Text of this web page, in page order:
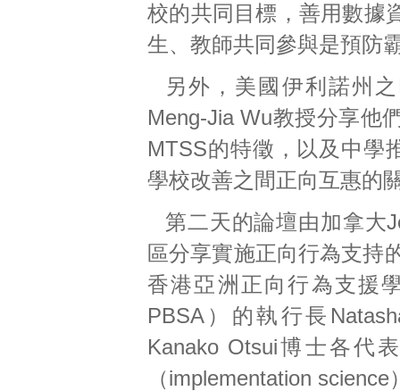
校的共同目標，善用數據
生、教師共同參與是預防
另外，美國伊利諾州之
Meng-Jia Wu教授分享他
MTSS的特徵，以及中學
學校改善之間正向互惠的
第二天的論壇由加拿大
區分享實施正向行為支持
香港亞洲正向行為支援
PBSA）的執行長
Kanako Otsui博士各代
（implementation